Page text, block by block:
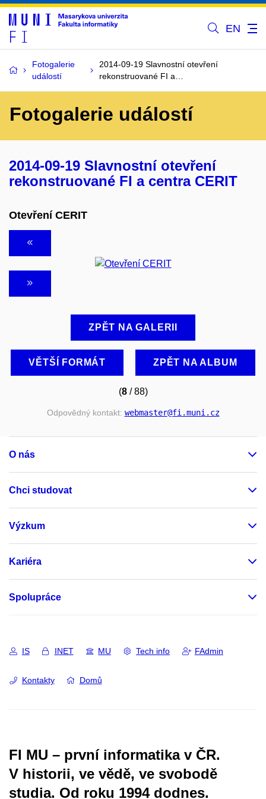
EN
Fotogalerie
událostí
2014-09-19 Slavnostní otevření
rekonstruované FI a…
Fotogalerie událostí
2014-09-19 Slavnostní otevření
rekonstruované FI a centra CERIT
Otevření CERIT
ZPĚT NA GALERII
VĚTŠÍ FORMÁT ZPĚT NA ALBUM
(8/ 88)
Odpovědný kontakt: webmaster@fi.muni.cz
O nás
Chci studovat
Výzkum
Kariéra
Spolupráce
IS INET MU Tech info FAdmin
Kontakty Domů
FI MU – první informatika v ČR.
V historii, ve vědě, ve svobodě
studia. Od roku 1994 dodnes.